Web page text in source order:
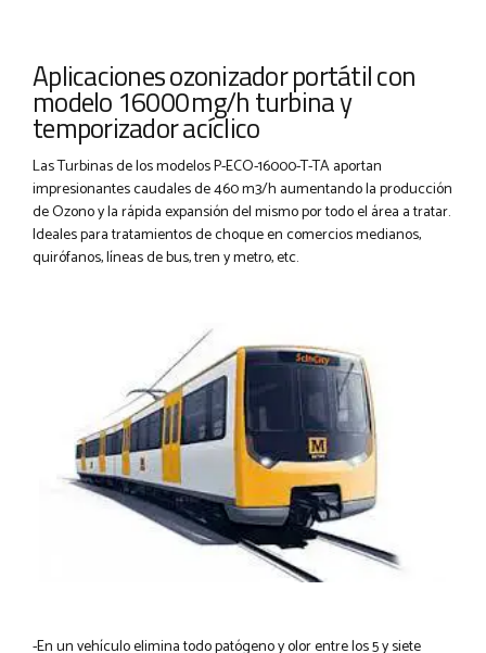
Aplicaciones ozonizador portátil con
modelo 16000 mg/h turbina y
temporizador acíclico
Las Turbinas de los modelos P-ECO-16000-T-TA aportan
impresionantes caudales de 460 m3/h aumentando la producción
de Ozono y la rápida expansión del mismo por todo el área a tratar.
Ideales para tratamientos de choque en comercios medianos,
quirófanos, líneas de bus, tren y metro, etc.
-En un vehículo elimina todo patógeno y olor entre los 5 y siete